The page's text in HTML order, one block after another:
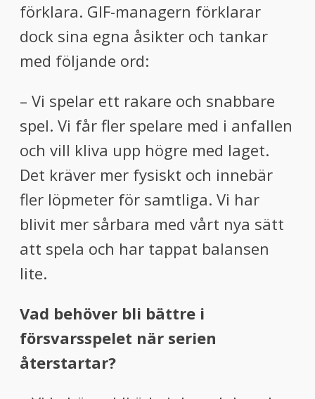
förklara. GIF-managern förklarar
dock sina egna åsikter och tankar
med följande ord:
– Vi spelar ett rakare och snabbare
spel. Vi får fler spelare med i anfallen
och vill kliva upp högre med laget.
Det kräver mer fysiskt och innebär
fler löpmeter för samtliga. Vi har
blivit mer sårbara med vårt nya sätt
att spela och har tappat balansen
lite.
Vad behöver bli bättre i
försvarsspelet när serien
återstartar?